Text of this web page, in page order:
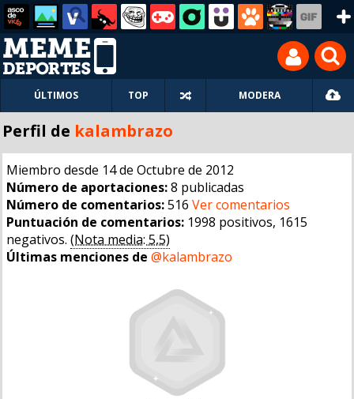
ÚLTIMOS TOP MODERA
Perfil de kalambrazo
Miembro desde 14 de Octubre de 2012
Número de aportaciones:8 publicadas
Número de comentarios:516 Ver comentarios
Puntuación de comentarios: 1998 positivos, 1615
negativos. (Nota media: 5,5)
Últimas menciones de @kalambrazo